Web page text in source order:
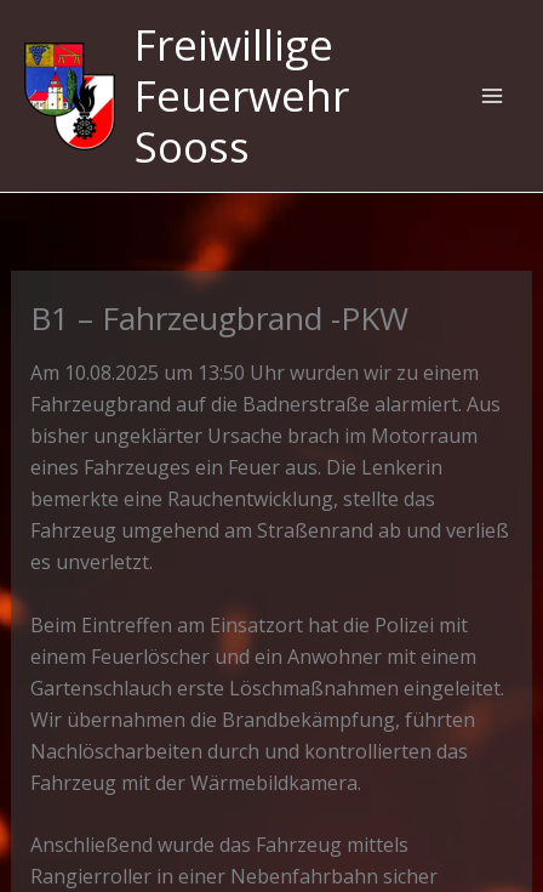
Inhalt
springen
Freiwillige
Feuerwehr
Sooss
B1 – Fahrzeugbrand -PKW
Am 10.08.2025 um 13:50 Uhr wurden wir zu einem
Fahrzeugbrand auf die Badnerstraße alarmiert. Aus
bisher ungeklärter Ursache brach im Motorraum
eines Fahrzeuges ein Feuer aus. Die Lenkerin
bemerkte eine Rauchentwicklung, stellte das
Fahrzeug umgehend am Straßenrand ab und verließ
es unverletzt.
Beim Eintreffen am Einsatzort hat die Polizei mit
einem Feuerlöscher und ein Anwohner mit einem
Gartenschlauch erste Löschmaßnahmen eingeleitet.
Wir übernahmen die Brandbekämpfung, führten
Nachlöscharbeiten durch und kontrollierten das
Fahrzeug mit der Wärmebildkamera.
Anschließend wurde das Fahrzeug mittels
Rangierroller in einer Nebenfahrbahn sicher